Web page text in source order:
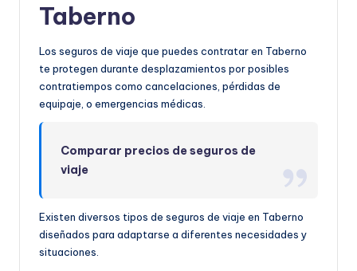
Taberno
Los seguros de viaje que puedes contratar en Taberno
te protegen durante desplazamientos por posibles
contratiempos como cancelaciones, pérdidas de
equipaje, o emergencias médicas.
Comparar precios de seguros de
viaje
Existen diversos tipos de seguros de viaje en Taberno
diseñados para adaptarse a diferentes necesidades y
situaciones.